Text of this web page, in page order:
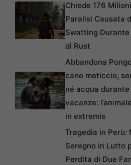
Chiede 176
Paralisi Causata
Swatting
di Rust
Abbandona
cane meticcio,
né acqua durante
vacanze:
in extremis
Tragedia in Perù:
Seregno in Lutto
Perdita di Due